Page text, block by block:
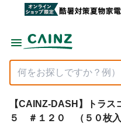
【CAINZ-DASH】トラ
５ ＃１２０ （５０枚入